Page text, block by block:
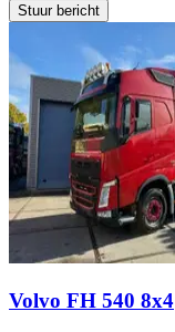
Stuur bericht
Volvo FH 540 8x4